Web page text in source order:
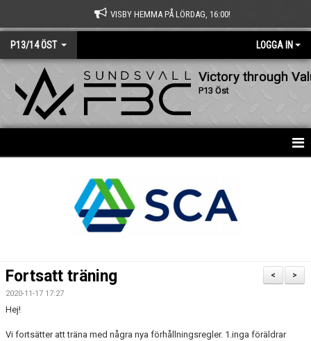
VISBY HEMMA PÅ LÖRDAG, 16:00!
P13/14 ÖST LOGGA IN
Victory through
P13 Öst
TRUPPEN
>
<
Fortsatt träning
2020-11-17 17:27
Hej!
Vi fortsätter att träna med några nya förhållningsregler. 1.inga föräldrar